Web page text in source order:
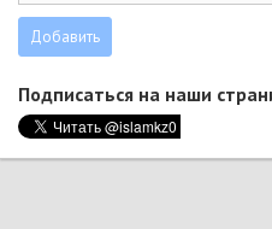
Подписаться на наши